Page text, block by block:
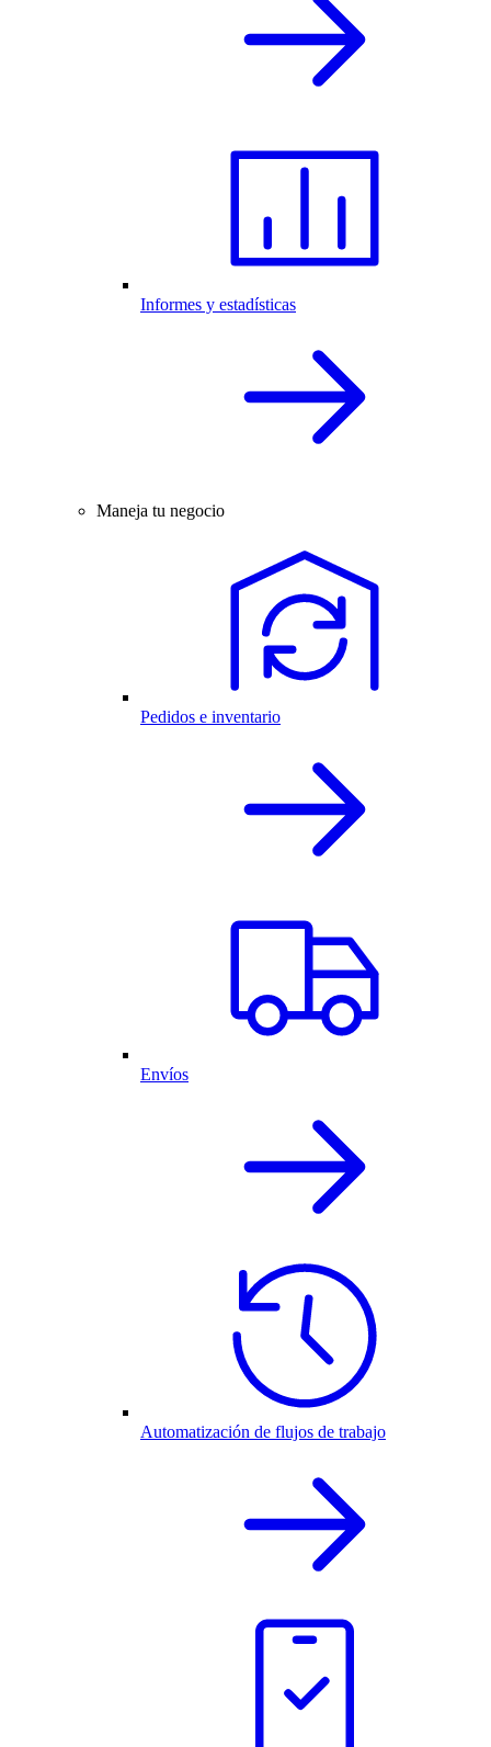
Informes y estadísticas
Maneja tu negocio
Pedidos e inventario
Envíos
Automatización de flujos de trabajo